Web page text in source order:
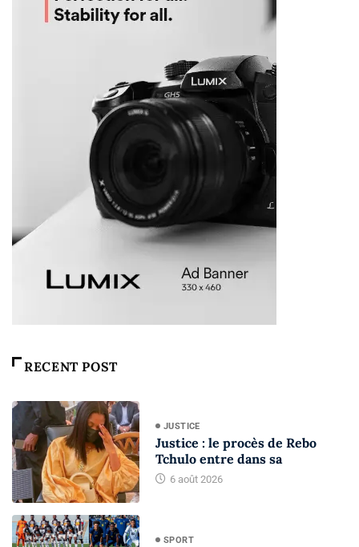
RECENT POST
JUSTICE
Justice : le procès de Rebo
Tchulo entre dans sa
6 août 2026
SPORT